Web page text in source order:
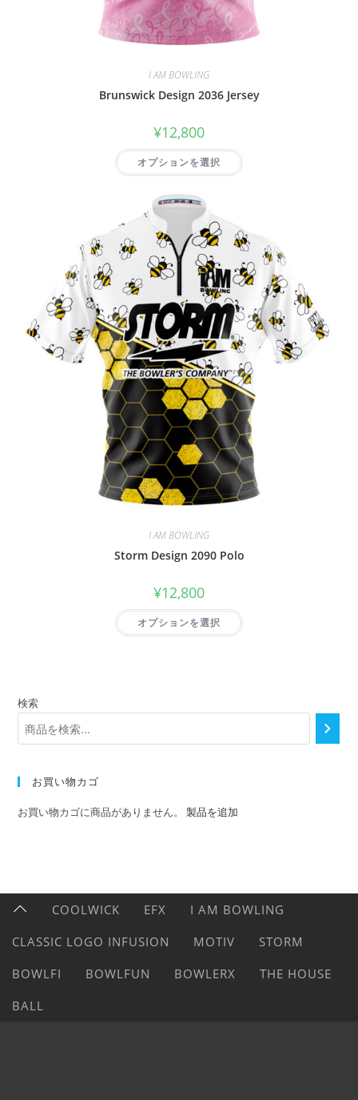
I AM BOWLING
Brunswick Design 2036 Jersey
¥12,800
オプションを選択
I AM BOWLING
Storm Design 2090 Polo
¥12,800
オプションを選択
検索
お買い物カゴ
お買い物カゴに商品がありません。製品を追加
COOLWICK EFX
I AM BOWLING
CLASSIC LOGO INFUSION
MOTIV
STORM
BOWLFI
BOWLFUN BOWLERX
THE HOUSE
BALL